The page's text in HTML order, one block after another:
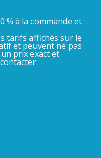
% à la commande et
tarifs affichés sur le
et peuvent ne pas
prix exact et